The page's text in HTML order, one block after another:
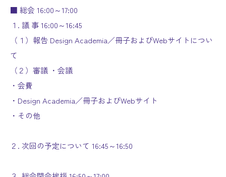
■ 総会 16:00～17:00
１. 議 事 16:00～16:45
（１）報告 Design Academia／冊子およびWebサイトについ
て
（２）審議 ・会議
・会費
・Design Academia／冊子およびWebサイト
・その他
２. 次回の予定について 16:45～16:50